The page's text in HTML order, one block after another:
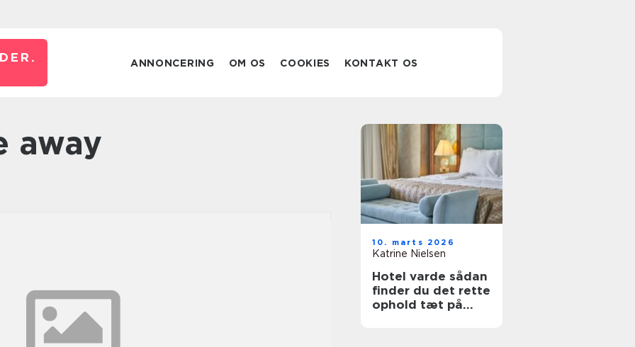
ANNONCERING OM OS COOKIES KONTAKT OS
away
10. marts 2026
Katrine Nielsen
Hotel varde sådan
finder du det rette
ophold tæt på